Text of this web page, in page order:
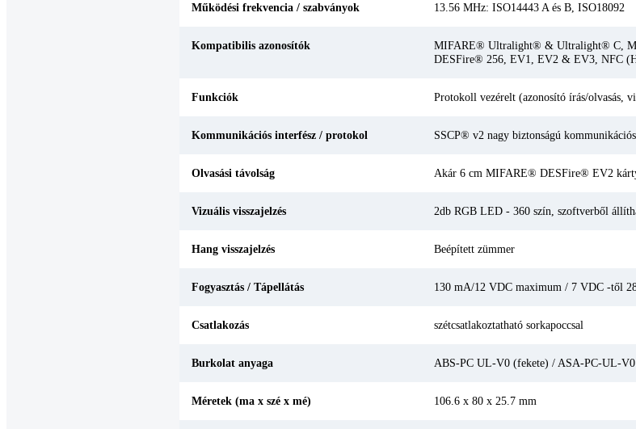
Működési frekvencia / szabványok 13.56 MHz: ISO14443 A és B, ISO18092
Kompatibilis azonosítók
MIFARE® Ultralight® & Ultralight® C,
DESFire® 256, EV1, EV2 & EV3, NFC
Funkciók Protokoll vezérelt (azonosító írás/olvasás,
Kommunikációs interfész / protokol SSCP® v2 nagy biztonságú
Olvasási távolság Akár 6 cm MIFARE® DESFire® EV2
Vizuális visszajelzés 2db RGB LED - 360 szín, szoftverből
Hang visszajelzés Beépített zümmer
Fogyasztás / Tápellátás 130 mA/12 VDC maximum / 7 VDC -től
Csatlakozás szétcsatlakoztatható sorkapoccsal
Burkolat anyaga ABS-PC UL-V0 (fekete) / ASA-PC-UL-
Méretek (ma x szé x mé) 106.6 x 80 x 25.7 mm